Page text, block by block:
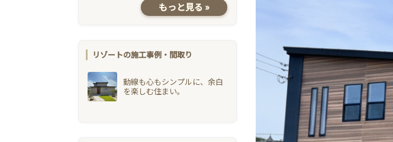
もっと見る »
リゾートの施工事例・間取り
動線も心もシンプルに、余白
を楽しむ住まい。